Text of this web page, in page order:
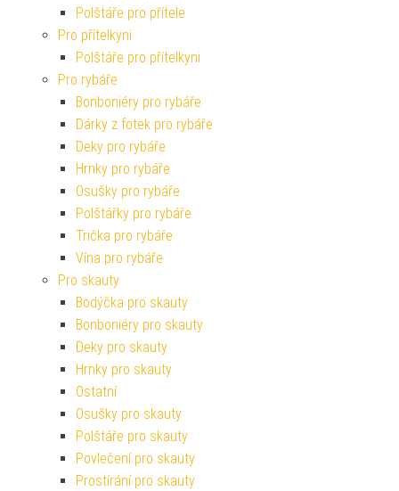
Polštáře pro přítele
Pro přítelkyni
Polštáře pro přítelkyni
Pro rybáře
Bonboniéry pro rybáře
Dárky z fotek pro rybáře
Deky pro rybáře
Hrnky pro rybáře
Osušky pro rybáře
Polštářky pro rybáře
Trička pro rybáře
Vína pro rybáře
Pro skauty
Bodýčka pro skauty
Bonboniéry pro skauty
Deky pro skauty
Hrnky pro skauty
Ostatní
Osušky pro skauty
Polštáře pro skauty
Povlečení pro skauty
Prostírání pro skauty